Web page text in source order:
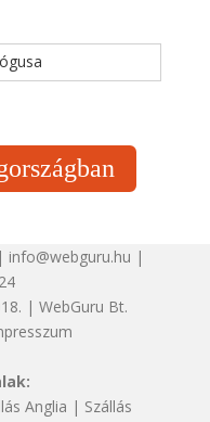
info@webguru.hu |
| WebGuru Bt.
Anglia | Szállás